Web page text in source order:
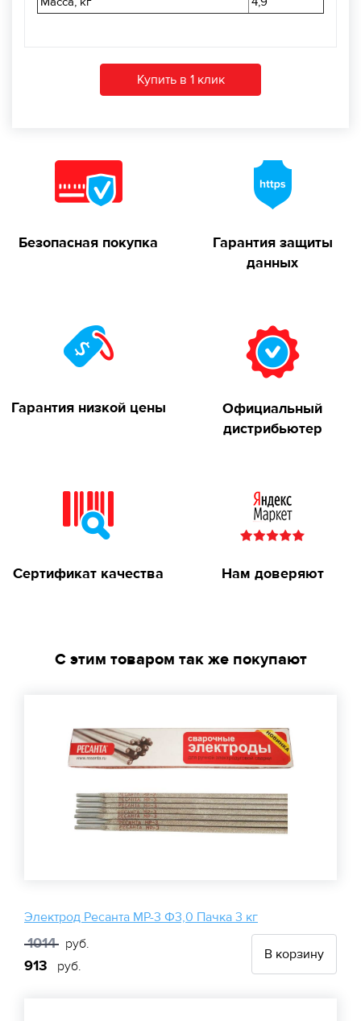
Купить в 1 клик
Безопасная покупка
Гарантия защиты
данных
Гарантия низкой цены
Официальный
дистрибьютер
Сертификат качества Нам доверяют
С этим товаром так же покупают
Электрод Ресанта МР-3 Ф3,0 Пачка 3 кг
1014 руб.
913 руб.
В корзину